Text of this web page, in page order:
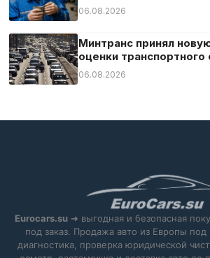
06.08.2026
Минтранс принял
оценки транспортного
06.08.2026
Eurocars.su ➜ выгодная и безопасная
под заказ. Продажа авто из Европы
диагностика, проверка юридической